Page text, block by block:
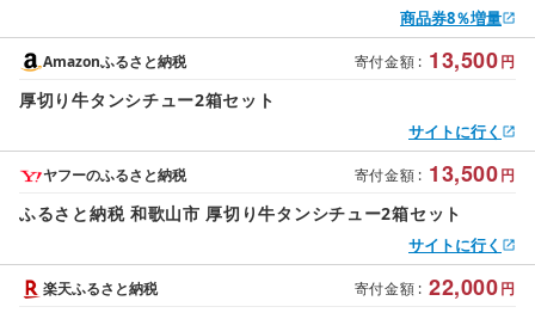
商品券8％増量
寄付金額 : 13,500円
Amazonふるさと納税
厚切り牛タンシチュー2箱セット
サイトに行く
寄付金額 : 13,500円
ヤフーのふるさと納税
ふるさと納税 和歌山市 厚切り牛タンシチュー2箱セット
サイトに行く
寄付金額 : 22,000円
楽天ふるさと納税